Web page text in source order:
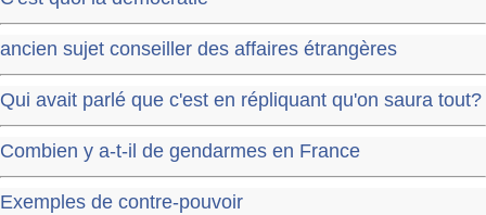
ancien sujet conseiller des affaires étrangères
Qui avait parlé que c'est en répliquant qu'on saura tout?
Combien y a-t-il de gendarmes en France
Exemples de contre-pouvoir